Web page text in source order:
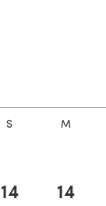
S M
14 14